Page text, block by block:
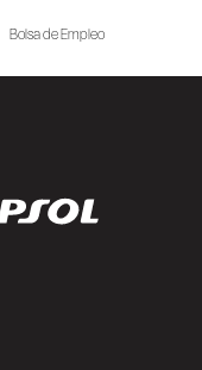
Bolsa de Empleo